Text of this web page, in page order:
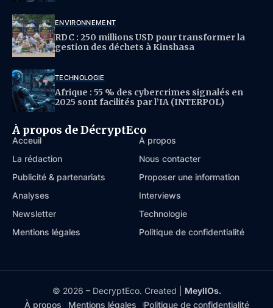
ENVIRONNEMENT
RDC : 250 millions USD pour transformer la
gestion des déchets à Kinshasa
TECHNOLOGIE
Afrique : 55 % des cybercrimes signalés en
2025 sont facilités par l’IA (INTERPOL)
À propos de DécryptEco
Acceuil
À propos
La rédaction
Nous contacter
Publicité & partenariats
Proposer une information
Analyses
Interviews
Newsletter
Technologie
Mentions légales
Politique de confidentialité
© 2026 – DecryptEco. Created | MeyllOs.
À propos
Mentions légales Politique de confidentialité